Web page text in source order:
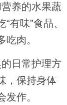
养的水果蔬
有味”食品、
肉。
日常护理方
，保持身体
作。